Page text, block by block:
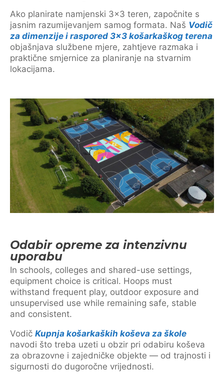
Ako planirate namjenski 3×3 teren, započnite s
jasnim razumijevanjem samog formata. Naš Vodič
za dimenzije i raspored 3×3 košarkaškog terena
objašnjava službene mjere, zahtjeve razmaka i
praktične smjernice za planiranje na stvarnim
lokacijama.
Odabir opreme za intenzivnu
uporabu
In schools, colleges and shared-use settings,
equipment choice is critical. Hoops must
withstand frequent play, outdoor exposure and
unsupervised use while remaining safe, stable
and consistent.
Vodič Kupnja košarkaških koševa za škole
navodi što treba uzeti u obzir pri odabiru koševa
za obrazovne i zajedničke objekte — od trajnosti i
sigurnosti do dugoročne vrijednosti.